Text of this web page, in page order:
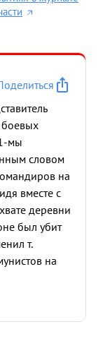
боевых
мы
словом
на
вместе с
деревни
был убит
т.
на
бойцов в
в
Полянский